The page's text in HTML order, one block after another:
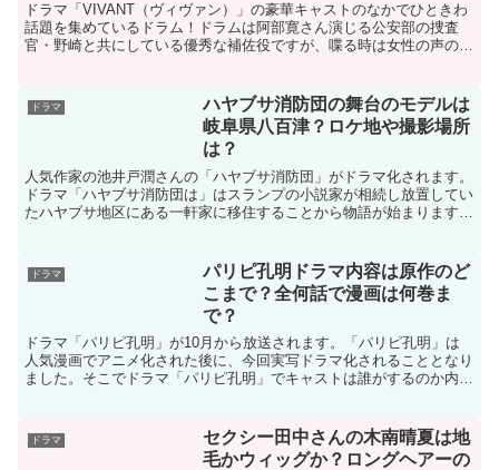
ドラマ「VIVANT（ヴィヴァン）」の豪華キャストのなかでひときわ
話題を集めているドラム！ドラムは阿部寛さん演じる公安部の捜査
官・野崎と共にしている優秀な補佐役ですが、喋る時は女性の声の翻
ドラマ
ハヤブサ消防団の舞台のモデルは
岐阜県八百津？ロケ地や撮影場所
は？
人気作家の池井戸潤さんの「ハヤブサ消防団」がドラマ化されます。
ドラマ「ハヤブサ消防団は」はスランプの小説家が相続し放置してい
たハヤブサ地区にある一軒家に移住することから物語が始まります。
ドラマ
パリピ孔明ドラマ内容は原作のど
こまで？全何話で漫画は何巻ま
で？
ドラマ「パリピ孔明」が10月から放送されます。「パリピ孔明」は
人気漫画でアニメ化された後に、今回実写ドラマ化されることとなり
ました。そこでドラマ「パリピ孔明」でキャストは誰がするのか内容
ドラマ
セクシー田中さんの木南晴夏は地
毛かウィッグか？ロングヘアーの